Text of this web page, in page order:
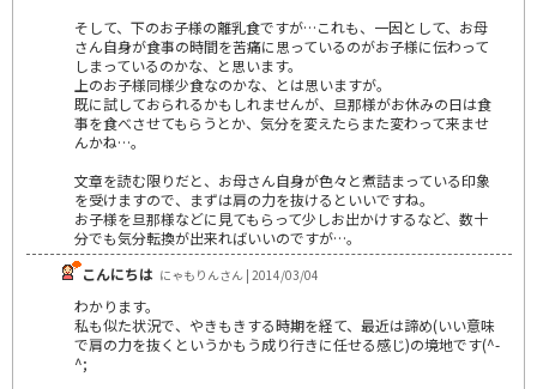
そして、下のお子様の離乳食ですが…これも、一因として、お母
さん自身が食事の時間を苦痛に思っているのがお子様に伝わって
しまっているのかな、と思います。
上のお子様同様少食なのかな、とは思いますが。
既に試しておられるかもしれませんが、旦那様がお休みの日は食
事を食べさせてもらうとか、気分を変えたらまた変わって来ませ
んかね…。
文章を読む限りだと、お母さん自身が色々と煮詰まっている印象
を受けますので、まずは肩の力を抜けるといいですね。
お子様を旦那様などに見てもらって少しお出かけするなど、数十
分でも気分転換が出来ればいいのですが…。
こんにちは にゃもりんさん | 2014/03/04
わかります。
私も似た状況で、やきもきする時期を経て、最近は諦め(いい意味
で肩の力を抜くというかもう成り行きに任せる感じ)の境地です(^-
^;